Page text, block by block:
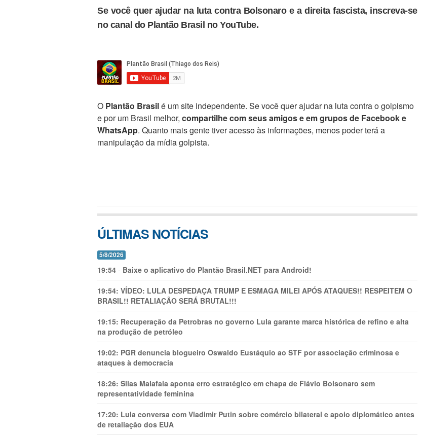
Se você quer ajudar na luta contra Bolsonaro e a direita fascista, inscreva-se
no canal do Plantão Brasil no YouTube.
O Plantão Brasilé um site independente. Se você quer ajudar na luta contra o golpismo
e por um Brasil melhor, compartilhe com seus amigos e em grupos de Facebook e
WhatsApp. Quanto mais gente tiver acesso às informações, menos poder terá a
manipulação da mídia golpista.
ÚLTIMAS NOTÍCIAS
5/8/2026
19:54 - Baixe o aplicativo do Plantão Brasil.NET para Android!
19:54: VÍDEO: LULA DESPEDAÇA TRUMP E ESMAGA MILEI APÓS ATAQUES!! RESPEITEM O
BRASIL!! RETALIAÇÃO SERÁ BRUTAL!!!
19:15: Recuperação da Petrobras no governo Lula garante marca histórica de refino e alta
na produção de petróleo
19:02: PGR denuncia blogueiro Oswaldo Eustáquio ao STF por associação criminosa e
ataques à democracia
18:26: Silas Malafaia aponta erro estratégico em chapa de Flávio Bolsonaro sem
representatividade feminina
17:20: Lula conversa com Vladimir Putin sobre comércio bilateral e apoio diplomático antes
de retaliação dos EUA